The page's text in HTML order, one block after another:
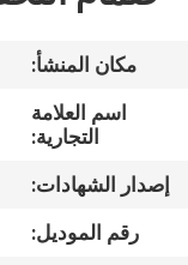
المنتجات
جولة
مكان المنشأ:
اسم العلامة
التجارية:
إصدار الشهادات:
رقم الموديل: